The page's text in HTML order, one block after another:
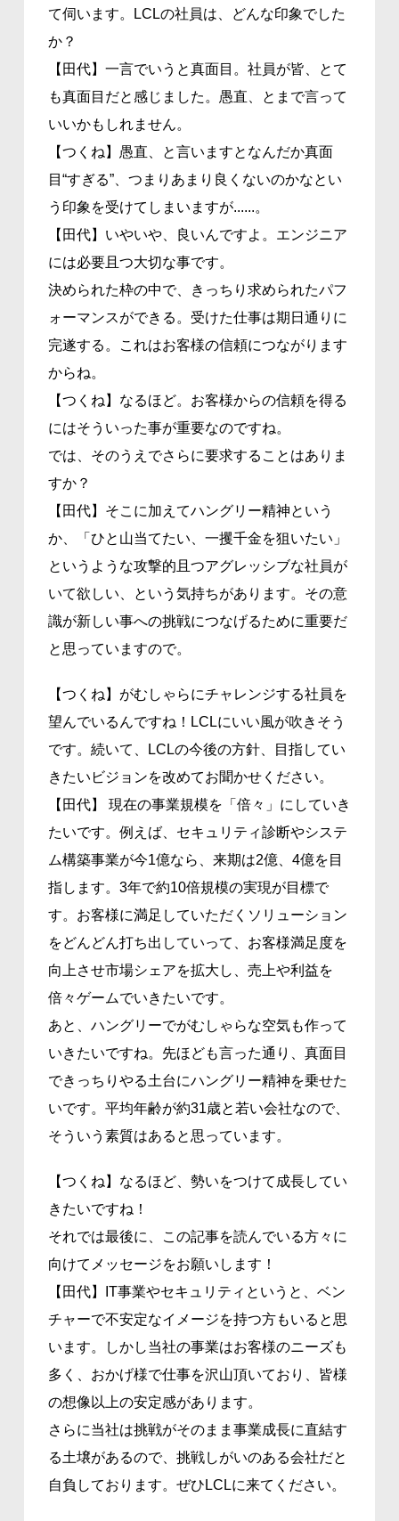
て伺います。LCLの社員は、どんな印象でした
か？
【田代】一言でいうと真面目。社員が皆、とて
も真面目だと感じました。愚直、とまで言って
いいかもしれません。
【つくね】愚直、と言いますとなんだか真面
目“すぎる”、つまりあまり良くないのかなとい
う印象を受けてしまいますが......。
【田代】いやいや、良いんですよ。エンジニア
には必要且つ大切な事です。
決められた枠の中で、きっちり求められたパフ
ォーマンスができる。受けた仕事は期日通りに
完遂する。これはお客様の信頼につながります
からね。
【つくね】なるほど。お客様からの信頼を得る
にはそういった事が重要なのですね。
では、そのうえでさらに要求することはありま
すか？
【田代】そこに加えてハングリー精神という
か、「ひと山当てたい、一攫千金を狙いたい」
というような攻撃的且つアグレッシブな社員が
いて欲しい、という気持ちがあります。その意
識が新しい事への挑戦につなげるために重要だ
と思っていますので。
【つくね】がむしゃらにチャレンジする社員を
望んでいるんですね！LCLにいい風が吹きそう
です。続いて、LCLの今後の方針、目指してい
きたいビジョンを改めてお聞かせください。
【田代】 現在の事業規模を「倍々」にしていき
たいです。例えば、セキュリティ診断やシステ
ム構築事業が今1億なら、来期は2億、4億を目
指します。3年で約10倍規模の実現が目標で
す。お客様に満足していただくソリューション
をどんどん打ち出していって、お客様満足度を
向上させ市場シェアを拡大し、売上や利益を
倍々ゲームでいきたいです。
あと、ハングリーでがむしゃらな空気も作って
いきたいですね。先ほども言った通り、真面目
できっちりやる土台にハングリー精神を乗せた
いです。平均年齢が約31歳と若い会社なので、
そういう素質はあると思っています。
【つくね】なるほど、勢いをつけて成長してい
きたいですね！
それでは最後に、この記事を読んでいる方々に
向けてメッセージをお願いします！
【田代】IT事業やセキュリティというと、ベン
チャーで不安定なイメージを持つ方もいると思
います。しかし当社の事業はお客様のニーズも
多く、おかげ様で仕事を沢山頂いており、皆様
の想像以上の安定感があります。
さらに当社は挑戦がそのまま事業成長に直結す
る土壌があるので、挑戦しがいのある会社だと
自負しております。ぜひLCLに来てください。